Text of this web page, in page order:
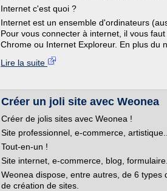
Internet c'est quoi ?
Internet est un ensemble d'ordinateurs
Pour vous connecter à internet, il vous
Chrome ou Internet Exploreur. En plus du
Lire la suite
Créer un joli site avec Weonea
Créer de jolis sites avec Weonea !
Site professionnel, e-commerce, artistique...
Tout-en-un !
Site internet, e-commerce, blog,
Weonea dispose, entre autres, de 6
de création de sites.